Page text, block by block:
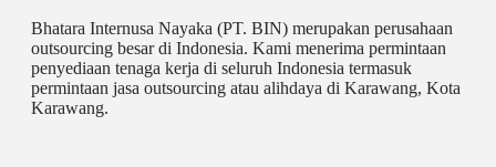
Bhatara Internusa Nayaka (PT. BIN) merupakan perusahaan
outsourcing besar di Indonesia. Kami menerima permintaan
penyediaan tenaga kerja di seluruh Indonesia termasuk
permintaan jasa outsourcing atau alihdaya di Karawang, Kota
Karawang.